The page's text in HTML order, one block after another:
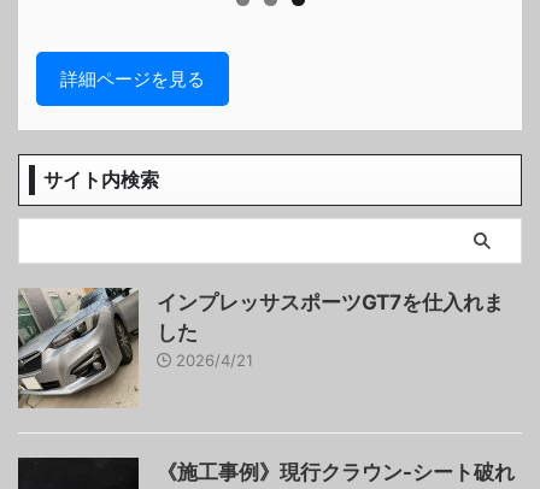
詳細ページを見る
サイト内検索
インプレッサスポーツGT7を仕入れま
した
2026/4/21
《施工事例》現行クラウン-シート破れ